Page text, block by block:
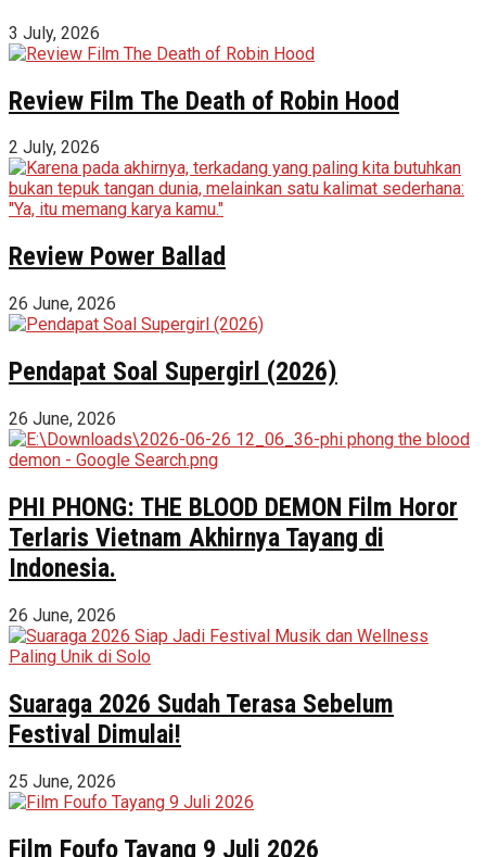
3 July, 2026
Review Film The Death of Robin Hood
2 July, 2026
Review Power Ballad
26 June, 2026
Pendapat Soal Supergirl (2026)
26 June, 2026
PHI PHONG: THE BLOOD DEMON Film Horor
Terlaris Vietnam Akhirnya Tayang di
Indonesia.
26 June, 2026
Suaraga 2026 Sudah Terasa Sebelum
Festival Dimulai!
25 June, 2026
Film Foufo Tayang 9 Juli 2026